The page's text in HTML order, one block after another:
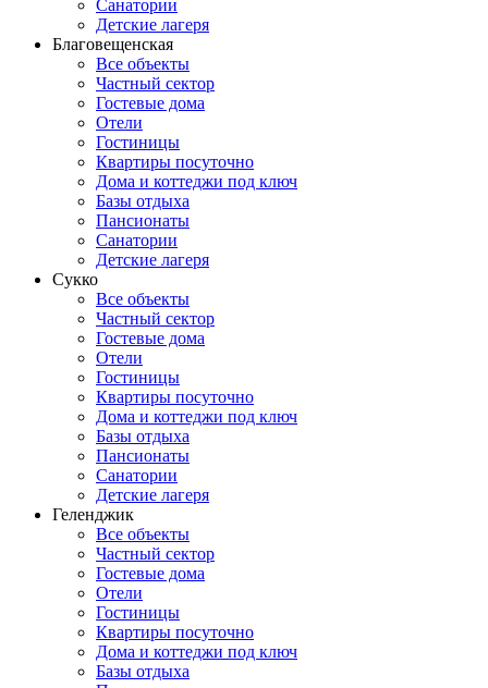
Санатории
Детские лагеря
Благовещенская
Все объекты
Частный сектор
Гостевые дома
Отели
Гостиницы
Квартиры посуточно
Дома и коттеджи под ключ
Базы отдыха
Пансионаты
Санатории
Детские лагеря
Сукко
Все объекты
Частный сектор
Гостевые дома
Отели
Гостиницы
Квартиры посуточно
Дома и коттеджи под ключ
Базы отдыха
Пансионаты
Санатории
Детские лагеря
Геленджик
Все объекты
Частный сектор
Гостевые дома
Отели
Гостиницы
Квартиры посуточно
Дома и коттеджи под ключ
Базы отдыха